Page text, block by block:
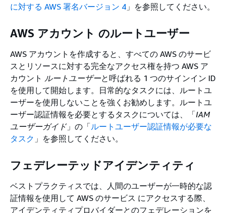
に対する AWS 署名バージョン 4 」を参照してください。
AWS アカウント のルートユーザー
AWS アカウントを作成すると、すべての AWS のサービ
スとリソースに対する完全なアクセス権を持つ AWS ア
カウント ルートユーザーと呼ばれる 1 つのサインイン ID
を使用して開始します。日常的なタスクには、ルートユ
ーザーを使用しないことを強くお勧めします。ルートユ
ーザー認証情報を必要とするタスクについては、「IAM
ユーザーガイド」の「ルートユーザー認証情報が必要な
タスク 」を参照してください。
フェデレーテッドアイデンティティ
ベストプラクティスでは、人間のユーザーが一時的な認
証情報を使用して AWS のサービス にアクセスする際、
アイデンティティプロバイダーとのフェデレーションを